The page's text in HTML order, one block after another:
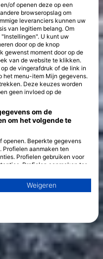
of openen deze op een
browseropslag om
leveranciers kunnen uw
van legitiem belang. Om
U kunt uw
door op de knop
gewenst moment door op de
van de website te klikken.
de vingerafdruk of de link in
menu-item Mijn gegevens.
Deze keuzes worden
geen invloed op de
om de
om het volgende te
openen. Beperkte gegevens
Profielen aanmaken ten
Profielen gebruiken voor
Profielen aanmaken ter
van advertenties meten.
begrijpen aan de hand van
verschillende bronnen.
gegevens gebruiken om
Google vindt u hier:
worden gedeeld en naar de
Weigeren